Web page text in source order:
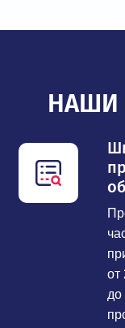
НАШИ
от
до